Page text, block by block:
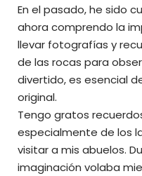
En el pasado, he sido
ahora comprendo la
llevar fotografías y
de las rocas para
divertido, es esencial
original.
Tengo gratos
especialmente de los
visitar a mis abuelos.
imaginación volaba